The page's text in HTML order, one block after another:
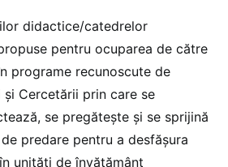
didactice/catedrelor
pentru ocuparea de către
programe recunoscute de
și Cercetării prin care se
se pregătește și se sprijină
predare pentru a desfășura
unități de învățământ